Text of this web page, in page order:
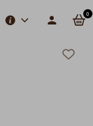
0